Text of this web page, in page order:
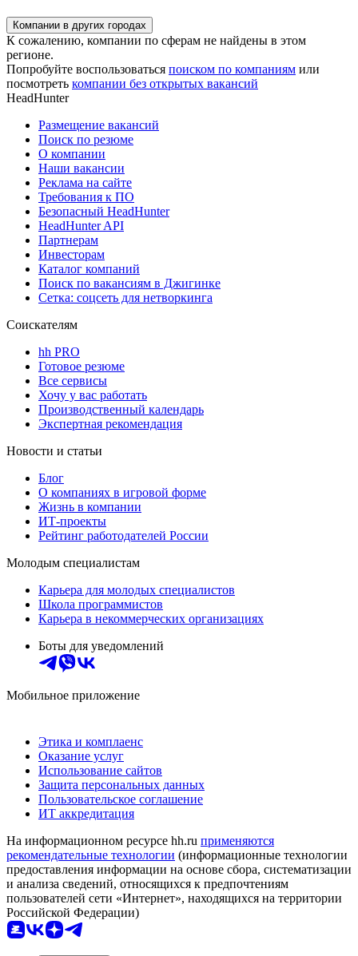
Компании в других городах
К сожалению, компании по сферам не найдены в этом
регионе.
Попробуйте воспользоваться поиском по компаниям или
посмотреть компании без открытых вакансий
HeadHunter
Размещение вакансий
Поиск по резюме
О компании
Наши вакансии
Реклама на сайте
Требования к ПО
Безопасный HeadHunter
HeadHunter API
Партнерам
Инвесторам
Каталог компаний
Поиск по вакансиям в Джигинке
Сетка: соцсеть для нетворкинга
Соискателям
hh PRO
Готовое резюме
Все сервисы
Хочу у вас работать
Производственный календарь
Экспертная рекомендация
Новости и статьи
Блог
О компаниях в игровой форме
Жизнь в компании
ИТ-проекты
Рейтинг работодателей России
Молодым специалистам
Карьера для молодых специалистов
Школа программистов
Карьера в некоммерческих организациях
Боты для уведомлений
Мобильное приложение
Этика и комплаенс
Оказание услуг
Использование сайтов
Защита персональных данных
Пользовательское соглашение
ИТ аккредитация
На информационном ресурсе hh.ru применяются
рекомендательные технологии (информационные технологии
предоставления информации на основе сбора, систематизации
и анализа сведений, относящихся к предпочтениям
пользователей сети «Интернет», находящихся на территории
Российской Федерации)